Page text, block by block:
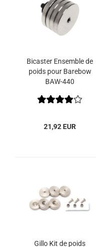
Bicaster Ensemble de
poids pour Barebow
BAW-440
21,92 EUR
Gillo Kit de poids